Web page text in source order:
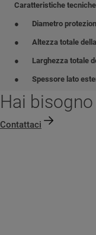
Caratteristiche tecniche
Diametro
Altezza totale
Larghezza totale
Spessore lato
Hai
Contattaci